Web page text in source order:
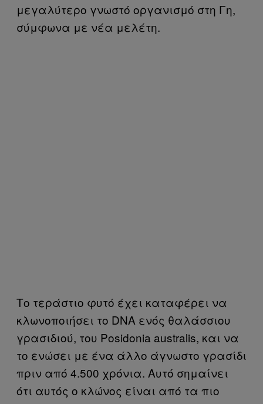
μεγαλύτερο γνωστό οργανισμό στη Γη,
σύμφωνα με νέα μελέτη.
Το τεράστιο φυτό έχει καταφέρει να
κλωνοποιήσει το DNA ενός θαλάσσιου
γρασιδιού, του Posidonia australis, και να
το ενώσει με ένα άλλο άγνωστο γρασίδι
πριν από 4.500 χρόνια. Αυτό σημαίνει
ότι αυτός ο κλώνος είναι από τα πιο